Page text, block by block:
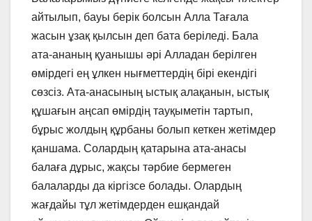
айтылып, бауы берік болсын Алла Тағала
жасын ұзақ қылсын деп бата беріледі. Бала
ата-ананың қуанышы әрі Алладан берілген
өмірдегі ең ұлкен нығметтердің бірі екендігі
сөзсіз. Ата-анасының ыстық алақанын, ыстық
құшағын аңсап өмірдің тауқыметін тартып,
бұрыс жолдың құрбаны болып кеткен жетімдер
қаншама. Солардың қатарына ата-анасы
балаға дұрыс, жақсы тәрбие бермеген
балаларды да кіргізсе болады. Олардың
жағдайы тұл жетімдерден ешқандай